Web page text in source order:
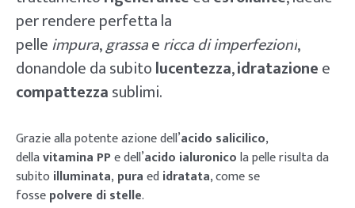
per rendere perfetta la
pelleimpura,grassaericca di imperfezioni,
donandole da subitolucentezza,idratazionee
compattezzasublimi.
Grazie alla potente azione dell’acido salicilico,
dellavitamina PPe dell’acido ialuronicola pelle risulta da
subito illuminata, puraedidratata, come se
fossepolvere di stelle.